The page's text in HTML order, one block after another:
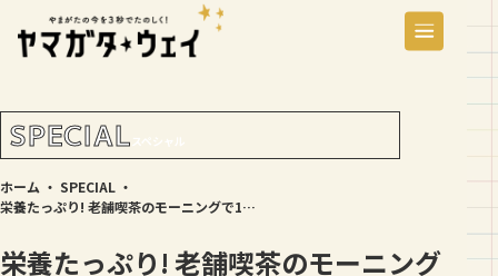
SPECIAL スペシャル
ホーム ・ SPECIAL ・
栄養たっぷり! 老舗喫茶のモーニングで1日をスタート
栄養たっぷり! 老舗喫茶のモーニング